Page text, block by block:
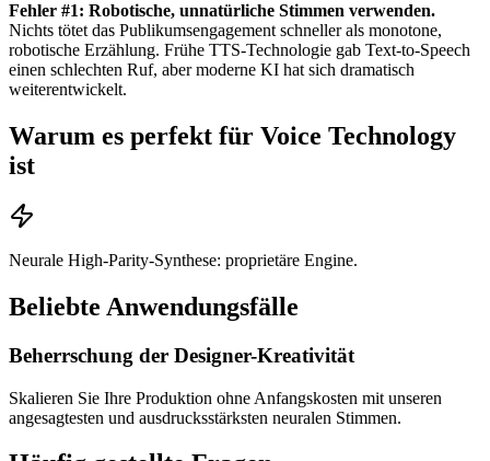
Fehler #1: Robotische, unnatürliche Stimmen verwenden.
Nichts tötet das Publikumsengagement schneller als monotone,
robotische Erzählung. Frühe TTS-Technologie gab Text-to-Speech
einen schlechten Ruf, aber moderne KI hat sich dramatisch
weiterentwickelt.
Warum es perfekt für Voice Technology
ist
Neurale High-Parity-Synthese: proprietäre Engine.
Beliebte Anwendungsfälle
Beherrschung der Designer-Kreativität
Skalieren Sie Ihre Produktion ohne Anfangskosten mit unseren
angesagtesten und ausdrucksstärksten neuralen Stimmen.